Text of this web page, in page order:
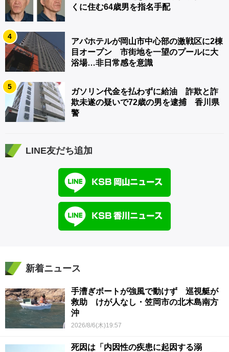
くに住む64歳男を指名手配
4
アパホテルが岡山市中心部の激戦区に2棟
目オープン 市街地を一望のプールに大
浴場…非日常感を意識
5
ガソリン代金を払わずに給油 詐欺と詐
欺未遂の疑いで72歳の男を逮捕 香川県
警
LINE友だち追加
新着ニュース
手漕ぎボートが強風で動けず 巡視艇が
救助 けが人なし・笠岡市の北木島南方
沖
2026/8/6(木)19:57
死因は「内因性の疾患に起因する溺